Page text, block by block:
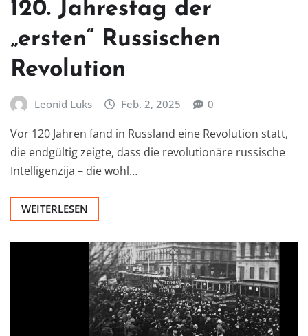
120. Jahrestag der
„ersten“ Russischen
Revolution
Leonid Luks Feb. 2, 2025 0
Vor 120 Jahren fand in Russland eine Revolution statt,
die endgültig zeigte, dass die revolutionäre russische
Intelligenzija – die wohl…
WEITERLESEN